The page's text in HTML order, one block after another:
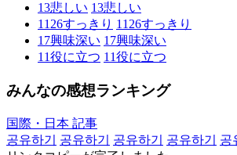
13悲しい 13悲しい
1126すっきり 1126すっきり
17興味深い 17興味深い
11役に立つ 11役に立つ
みんなの感想ランキング
国際・日本 記事
공유하기
공유하기 공유하기 공유하기
공